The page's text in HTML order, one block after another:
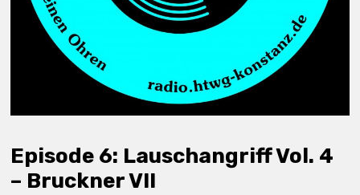
Episode 6: Lauschangriff Vol. 4
– Bruckner VII